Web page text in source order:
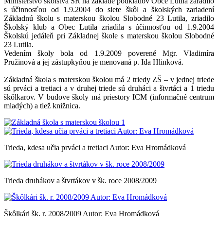
s účinnosťou od 1.9.2004 do siete škôl a školských zariadení
Základnú školu s materskou školou Slobodné 23 Lutila, zriadilo
Školský klub a Obec Lutila zriadila s účinnosťou od 1.9.2004
Školskú jedáleň pri Základnej škole s materskou školou Slobodné
23 Lutila.
Vedením školy bola od 1.9.2009 poverené Mgr. Vladimíra
Pružinová a jej zástupkyňou je menovaná p. Ida Hlinková.
Základná škola s materskou školou má 2 triedy ZŠ – v jednej triede
sú prváci a tretiaci a v druhej triede sú druháci a štvrtáci a 1 triedu
škôlkarov. V budove školy má priestory ICM (informačné centrum
mladých) a tiež knižnica.
Trieda, kdesa učia prváci a tretiaci Autor: Eva Hromádková
Trieda druhákov a štvrtákov v šk. roce 2008/2009
Škôlkári šk. r. 2008/2009 Autor: Eva Hromádková